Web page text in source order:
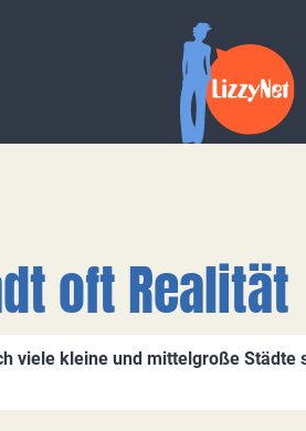
oft Realität
viele kleine und mittelgroße Städte